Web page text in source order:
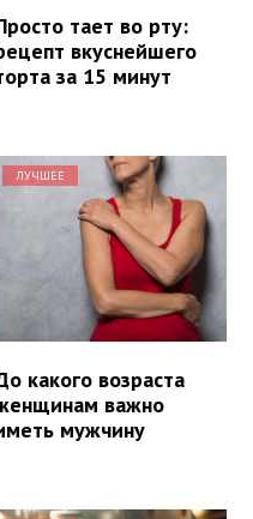
тает во рту:
вкуснейшего
за 15 минут
ЛУЧШЕЕ
какого возраста
важно
мужчину